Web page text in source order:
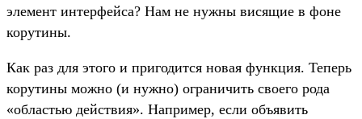
элемент интерфейса? Нам не нужны висящие в фоне
корутины.
Как раз для этого и пригодится новая функция. Теперь
корутины можно (и нужно) ограничить своего рода
«областью действия». Например, если объявить